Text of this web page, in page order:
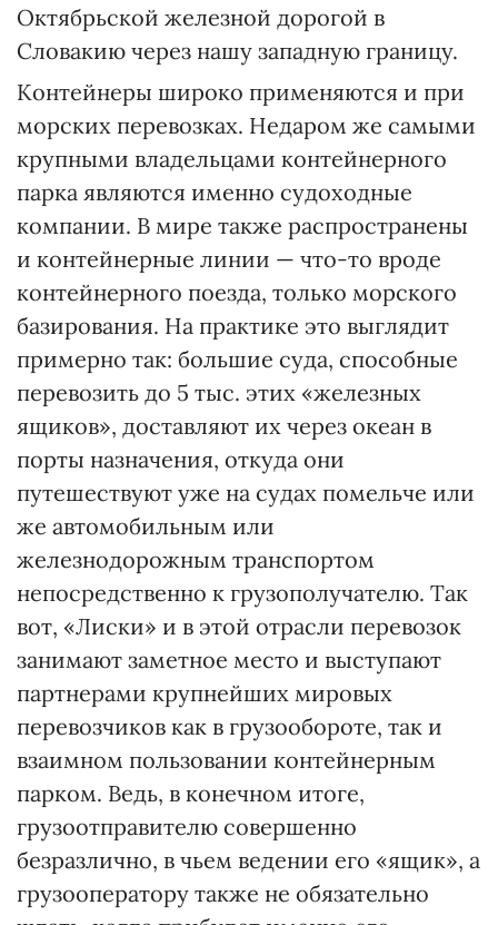
Октябрьской железной дорогой в
Словакию через нашу западную границу.
Контейнеры широко применяются и при
морских перевозках. Недаром же самыми
крупными владельцами контейнерного
парка являются именно судоходные
компании. В мире также распространены
и контейнерные линии — что-то вроде
контейнерного поезда, только морского
базирования. На практике это выглядит
примерно так: большие суда, способные
перевозить до 5 тыс. этих «железных
ящиков», доставляют их через океан в
порты назначения, откуда они
путешествуют уже на судах помельче или
же автомобильным или
железнодорожным транспортом
непосредственно к грузополучателю. Так
вот, «Лиски» и в этой отрасли перевозок
занимают заметное место и выступают
партнерами крупнейших мировых
перевозчиков как в грузообороте, так и
взаимном пользовании контейнерным
парком. Ведь, в конечном итоге,
грузоотправителю совершенно
безразлично, в чьем ведении его «ящик», а
грузооператору также не обязательно